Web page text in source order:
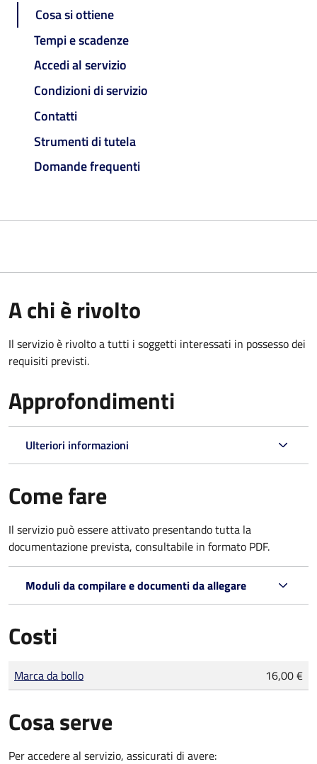
Cosa si ottiene
Tempi e scadenze
Accedi al servizio
Condizioni di servizio
Contatti
Strumenti di tutela
Domande frequenti
A chi è rivolto
Il servizio è rivolto a tutti i soggetti interessati in possesso dei
requisiti previsti.
Approfondimenti
Ulteriori informazioni
Come fare
Il servizio può essere attivato presentando tutta la
documentazione prevista, consultabile in formato PDF.
Moduli da compilare e documenti da allegare
Costi
Tipo di pagamento
Importo
Marca da bollo 16,00 €
Cosa serve
Per accedere al servizio, assicurati di avere: